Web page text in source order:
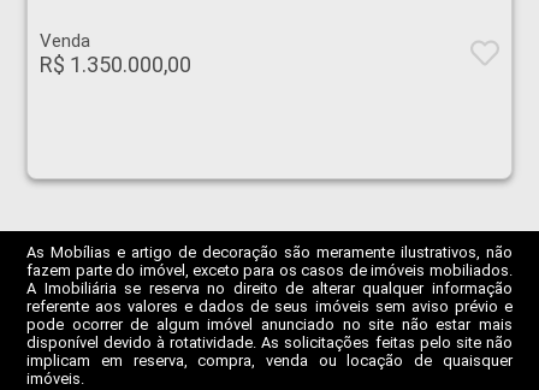
Venda
R$ 1.350.000,00
As Mobílias e artigo de decoração são meramente ilustrativos, não
fazem parte do imóvel, exceto para os casos de imóveis mobiliados.
A Imobiliária se reserva no direito de alterar qualquer informação
referente aos valores e dados de seus imóveis sem aviso prévio e
pode ocorrer de algum imóvel anunciado no site não estar mais
disponível devido à rotatividade. As solicitações feitas pelo site não
implicam em reserva, compra, venda ou locação de quaisquer
imóveis.